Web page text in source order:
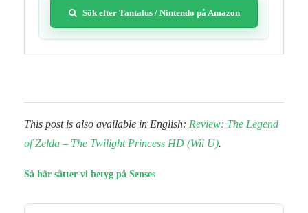
Sök efter Tantalus / Nintendo på Amazon
This post is also available in English: Review: The Legend
of Zelda – The Twilight Princess HD (Wii U).
Så här sätter vi betyg på Senses